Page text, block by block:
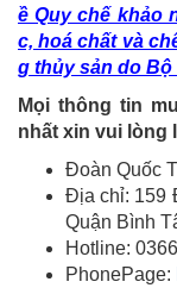
ề Quy chế khảo
c, hoá chất và
g thủy sản do
Mọi thông tin
nhất xin vui lòng
Đoàn Quốc
Địa chỉ: 159
Quận Bình
Hotline:
PhonePage: